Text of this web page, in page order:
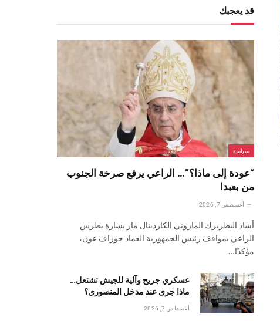
قد يعجبك
سياسة
“عودة إلى ماذا؟”… الراعي يرفع صرخة الجنوب
من بعبدا
أغسطس 7, 2026
أشاد البطريرك الماروني الكاردينال مار بشارة بطرس
الراعي بمواقف رئيس الجمهورية العماد جوزاف عون،
مؤكدًا…
عسكري جريح وآلية للجيش تشتعل…
ماذا جرى عند مدخل المنصوري؟
أغسطس 7, 2026